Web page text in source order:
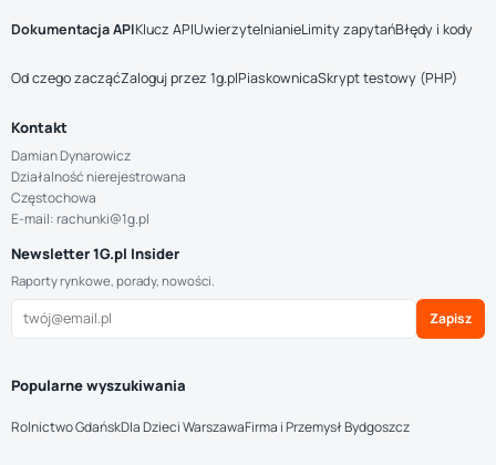
Dokumentacja APIKlucz APIUwierzytelnianieLimity zapytańBłędy i kody
Od czego zacząćZaloguj przez 1g.plPiaskownicaSkrypt testowy (PHP)
Kontakt
Damian Dynarowicz
Działalność nierejestrowana
Częstochowa
E-mail: rachunki@1g.pl
Newsletter 1G.pl Insider
Raporty rynkowe, porady, nowości.
Zapisz
Popularne wyszukiwania
Rolnictwo GdańskDla Dzieci WarszawaFirma i Przemysł Bydgoszcz